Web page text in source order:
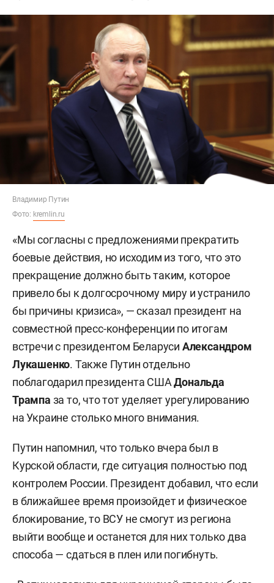
Владимир Путин
Фото: kremlin.ru
«Мы согласны с предложениями прекратить
боевые действия, но исходим из того, что это
прекращение должно быть таким, которое
привело бы к долгосрочному миру и устранило
бы причины кризиса», — сказал президент на
совместной пресс-конференции по итогам
встречи с президентом Беларуси Александром
Лукашенко. Также Путин отдельно
поблагодарил президента СШАДональда
Трампа за то, что тот уделяет урегулированию
на Украине столько много внимания.
Путин напомнил, что только вчера был в
Курской области, где ситуация полностью под
контролем России. Президент добавил, что если
в ближайшее время произойдет и физическое
блокирование, то ВСУ не смогут из региона
выйти вообще и останется для них только два
способа — сдаться в плен или погибнуть.